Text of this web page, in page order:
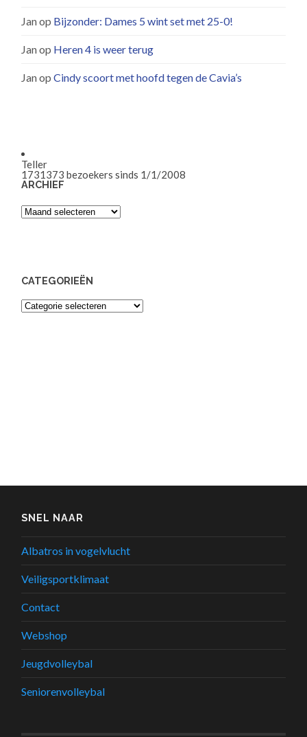
Janop Bijzonder: Dames 5 wint set met 25-0!
Janop Heren 4 is weer terug
JanopCindy scoort met hoofd tegen de Cavia’s
Teller
1731373 bezoekers sinds 1/1/2008
ARCHIEF
Archief
CATEGORIEËN
Categorieën
SNEL NAAR
Albatros in vogelvlucht
Veiligsportklimaat
Contact
Webshop
Jeugdvolleybal
Seniorenvolleybal